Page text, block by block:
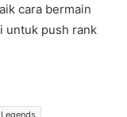
cara bermain
untuk push rank